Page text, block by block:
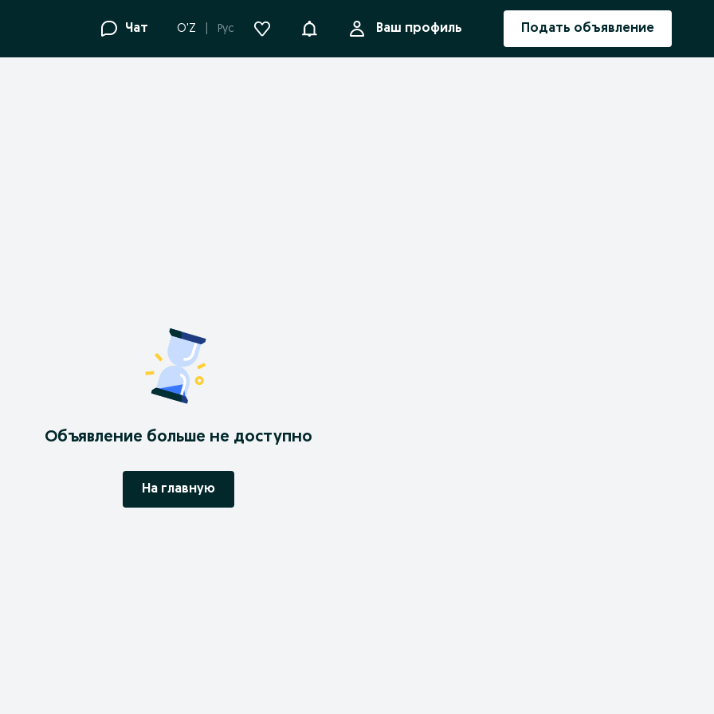
Чат O'Z Рус УведомленияВаш профиль Подать объявление
Объявление больше не доступно
На главную